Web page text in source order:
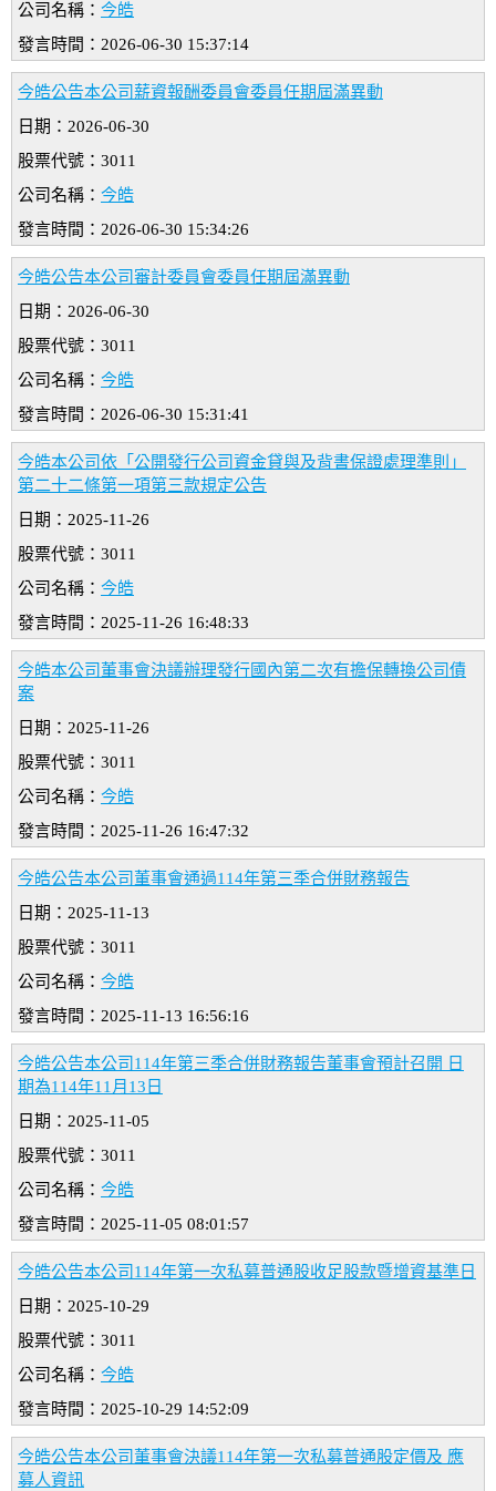
公司名稱： 今皓
發言時間：2026-06-30 15:37:14
今皓公告本公司薪資報酬委員會委員任期屆滿異動
日期：2026-06-30
股票代號：3011
公司名稱： 今皓
發言時間：2026-06-30 15:34:26
今皓公告本公司審計委員會委員任期屆滿異動
日期：2026-06-30
股票代號：3011
公司名稱： 今皓
發言時間：2026-06-30 15:31:41
今皓本公司依「公開發行公司資金貸與及背書保證處理準則」
第二十二條第一項第三款規定公告
日期：2025-11-26
股票代號：3011
公司名稱： 今皓
發言時間：2025-11-26 16:48:33
今皓本公司董事會決議辦理發行國內第二次有擔保轉換公司債
案
日期：2025-11-26
股票代號：3011
公司名稱： 今皓
發言時間：2025-11-26 16:47:32
今皓公告本公司董事會通過114年第三季合併財務報告
日期：2025-11-13
股票代號：3011
公司名稱： 今皓
發言時間：2025-11-13 16:56:16
今皓公告本公司114年第三季合併財務報告董事會預計召開 日
期為114年11月13日
日期：2025-11-05
股票代號：3011
公司名稱： 今皓
發言時間：2025-11-05 08:01:57
今皓公告本公司114年第一次私募普通股收足股款暨增資基準日
日期：2025-10-29
股票代號：3011
公司名稱： 今皓
發言時間：2025-10-29 14:52:09
今皓公告本公司董事會決議114年第一次私募普通股定價及 應
募人資訊